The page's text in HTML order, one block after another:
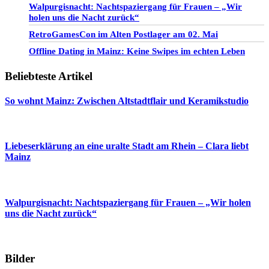
Walpurgisnacht: Nachtspaziergang für Frauen – „Wir
holen uns die Nacht zurück“
RetroGamesCon im Alten Postlager am 02. Mai
Offline Dating in Mainz: Keine Swipes im echten Leben
Beliebteste Artikel
So wohnt Mainz: Zwischen Altstadtflair und Keramikstudio
Liebeserklärung an eine uralte Stadt am Rhein – Clara liebt
Mainz
Walpurgisnacht: Nachtspaziergang für Frauen – „Wir holen
uns die Nacht zurück“
Bilder